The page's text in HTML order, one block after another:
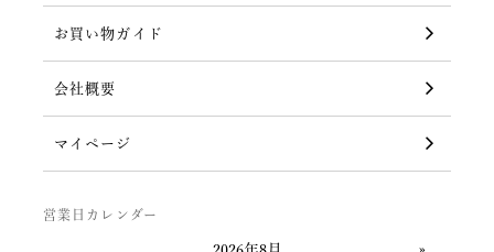
お買い物ガイド
会社概要
マイページ
営業日カレンダー